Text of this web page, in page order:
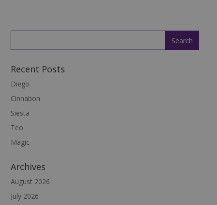
Recent Posts
Diego
Cinnabon
Siesta
Teo
Magic
Archives
August 2026
July 2026